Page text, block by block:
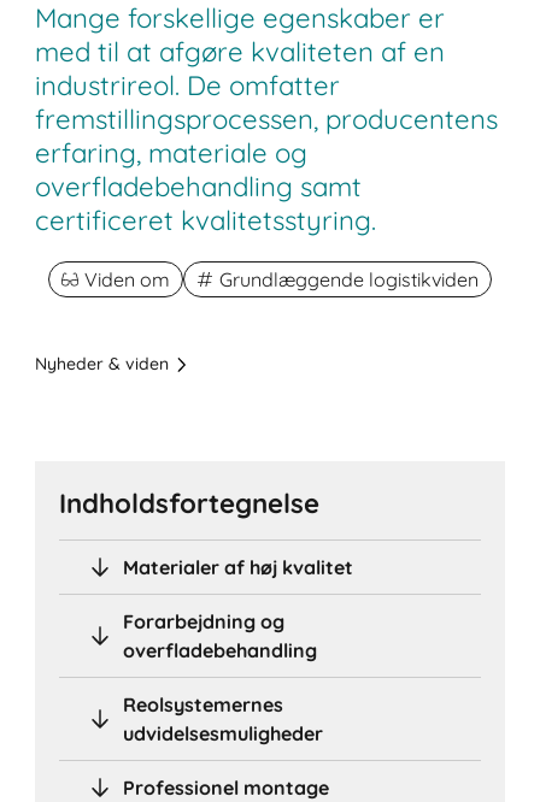
Mange forskellige egenskaber er
med til at afgøre kvaliteten af ​​en
industrireol. De omfatter
fremstillingsprocessen, producentens
erfaring, materiale og
overfladebehandling samt
certificeret kvalitetsstyring.
Viden om Grundlæggende logistikviden
Nyheder & viden
Indholdsfortegnelse
Materialer af høj kvalitet
Forarbejdning og
overfladebehandling
Reolsystemernes
udvidelsesmuligheder
Professionel montage